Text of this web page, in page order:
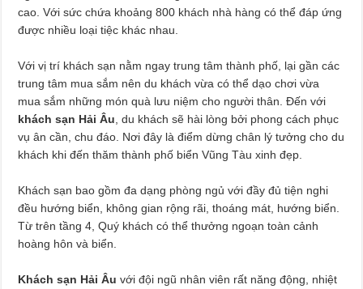
cao. Với sức chứa khoảng 800 khách nhà hàng có thể đáp ứng
được nhiều loại tiệc khác nhau.
Với vị trí khách sạn nằm ngay trung tâm thành phố, lại gần các
trung tâm mua sắm nên du khách vừa có thể dạo chơi vừa
mua sắm những món quà lưu niệm cho người thân. Đến với
khách sạn Hải Âu , du khách sẽ hài lòng bởi phong cách phục
vụ ân cần, chu đáo. Nơi đây là điểm dừng chân lý tưởng cho du
khách khi đến thăm thành phố biển Vũng Tàu xinh đẹp.
Khách sạn bao gồm đa dạng phòng ngủ với đầy đủ tiện nghi
đều hướng biển, không gian rộng rãi, thoáng mát, hướng biển.
Từ trên tầng 4, Quý khách có thể thưởng ngoạn toàn cảnh
hoàng hôn và biển.
Khách sạn Hải Âu với đội ngũ nhân viên rất năng động, nhiệt